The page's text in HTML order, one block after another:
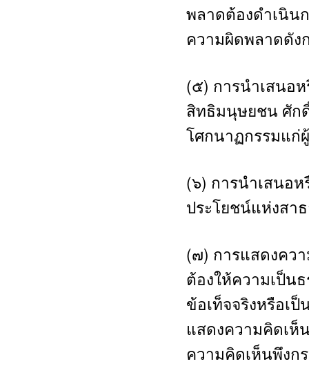
พลาดต้องดำเนิน
ความผิดพลาดดัง
(๕) การนำเสนอ
สิทธิมนุษยชน ศัก
โศกนาฏกรรมแก่
(๖) การนำเสนอ
ประโยชน์แห่งสา
(๗) การแสดงคว
ต้องให้ความเป็น
ข้อเท็จจริงหรือเ
แสดงความคิดเห็
ความคิดเห็นพึงก